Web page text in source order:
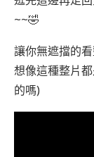
~~🤣
讓你無遮擋的
想像這種整片
的嗎)